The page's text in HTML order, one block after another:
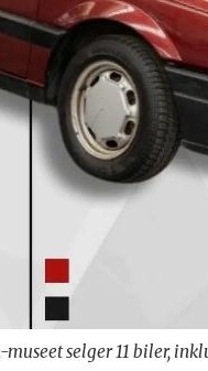
selger 11 biler,